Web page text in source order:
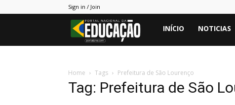
Sign in / Join
Portal
INÍCIO NOTICIAS
Home Tags Prefeitura de São Lourenço
Tag: Prefeitura de São